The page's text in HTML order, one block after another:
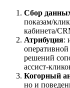
Сбор
показам/
кабинета/
Атрибуция:
решений
ассист-
Когорный
но и